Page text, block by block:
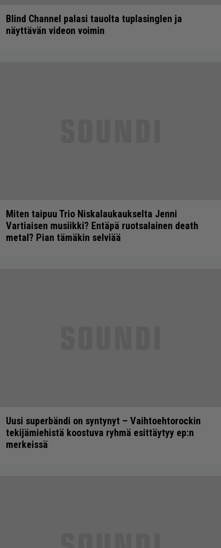
Blind Channel palasi tauolta tuplasinglen ja
näyttävän videon voimin
Miten taipuu Trio Niskalaukaukselta Jenni
Vartiaisen musiikki? Entäpä ruotsalainen death
metal? Pian tämäkin selviää
Uusi superbändi on syntynyt – Vaihtoehtorockin
tekijämiehistä koostuva ryhmä esittäytyy ep:n
merkeissä